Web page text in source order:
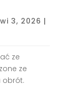
3, 2026 |
ze
ze
obrót.